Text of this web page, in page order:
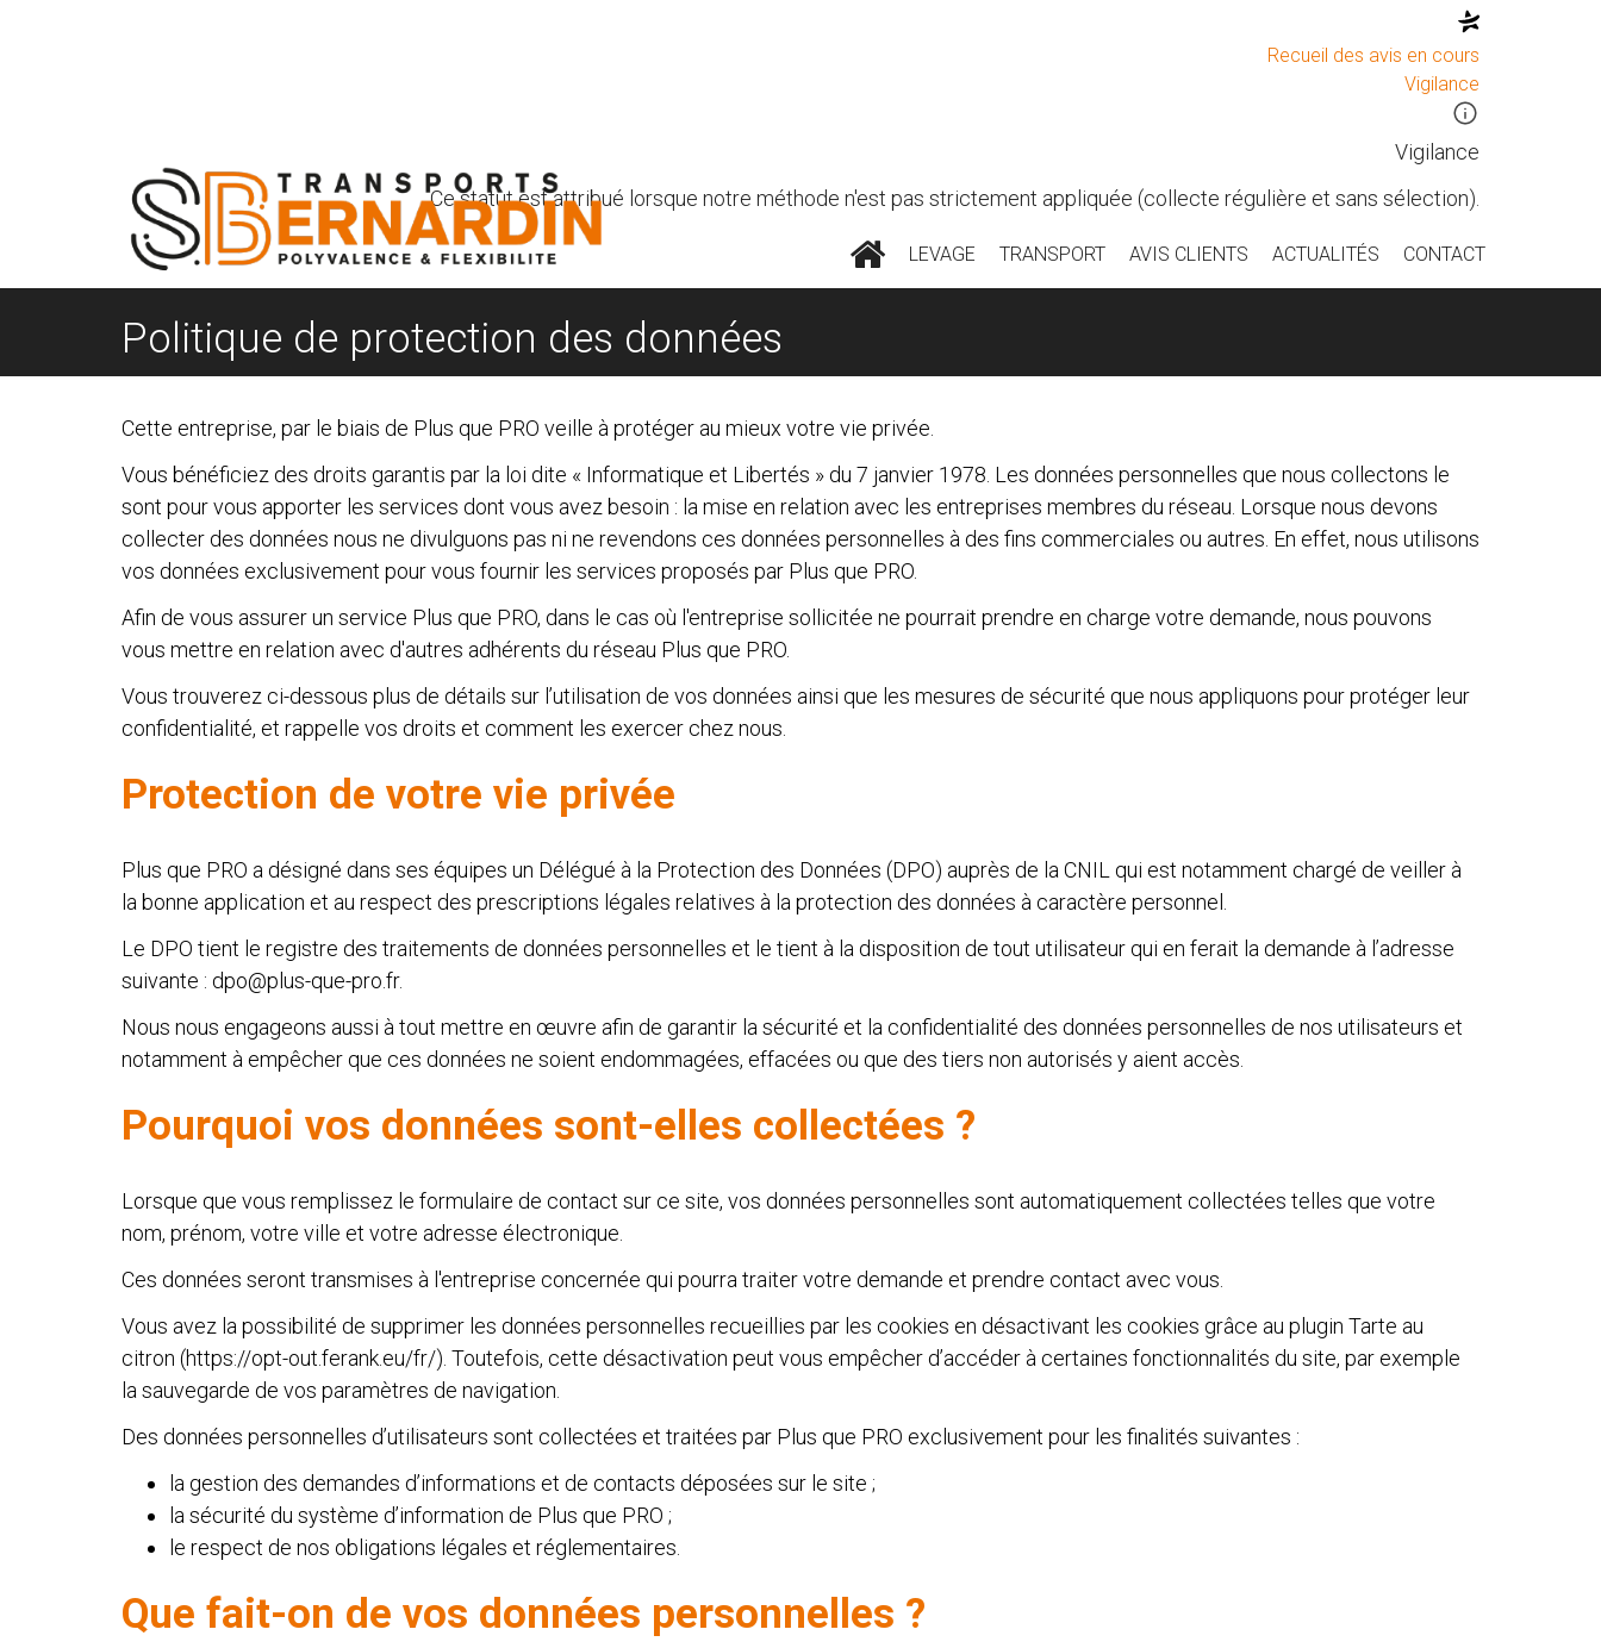
Recueil des avis en cours
Vigilance
Vigilance
Ce statut est attribué lorsque notre méthode n'est pas strictement appliquée (collecte régulière et sans sélection).
LEVAGE TRANSPORT AVIS CLIENTS ACTUALITÉS CONTACT
Politique de protection des données
Cette entreprise, par le biais de Plus que PRO veille à protéger au mieux votre vie privée.
Vous bénéficiez des droits garantis par la loi dite « Informatique et Libertés » du 7 janvier 1978. Les données personnelles que nous collectons le
sont pour vous apporter les services dont vous avez besoin : la mise en relation avec les entreprises membres du réseau. Lorsque nous devons
collecter des données nous ne divulguons pas ni ne revendons ces données personnelles à des fins commerciales ou autres. En effet, nous utilisons
vos données exclusivement pour vous fournir les services proposés par Plus que PRO.
Afin de vous assurer un service Plus que PRO, dans le cas où l'entreprise sollicitée ne pourrait prendre en charge votre demande, nous pouvons
vous mettre en relation avec d'autres adhérents du réseau Plus que PRO.
Vous trouverez ci-dessous plus de détails sur l’utilisation de vos données ainsi que les mesures de sécurité que nous appliquons pour protéger leur
confidentialité, et rappelle vos droits et comment les exercer chez nous.
Protection de votre vie privée
Plus que PRO a désigné dans ses équipes un Délégué à la Protection des Données (DPO) auprès de la CNIL qui est notamment chargé de veiller à
la bonne application et au respect des prescriptions légales relatives à la protection des données à caractère personnel.
Le DPO tient le registre des traitements de données personnelles et le tient à la disposition de tout utilisateur qui en ferait la demande à l’adresse
suivante : dpo@plus-que-pro.fr.
Nous nous engageons aussi à tout mettre en œuvre afin de garantir la sécurité et la confidentialité des données personnelles de nos utilisateurs et
notamment à empêcher que ces données ne soient endommagées, effacées ou que des tiers non autorisés y aient accès.
Pourquoi vos données sont-elles collectées ?
Lorsque que vous remplissez le formulaire de contact sur ce site, vos données personnelles sont automatiquement collectées telles que votre
nom, prénom, votre ville et votre adresse électronique.
Ces données seront transmises à l'entreprise concernée qui pourra traiter votre demande et prendre contact avec vous.
Vous avez la possibilité de supprimer les données personnelles recueillies par les cookies en désactivant les cookies grâce au plugin Tarte au
citron (https://opt-out.ferank.eu/fr/). Toutefois, cette désactivation peut vous empêcher d’accéder à certaines fonctionnalités du site, par exemple
la sauvegarde de vos paramètres de navigation.
Des données personnelles d’utilisateurs sont collectées et traitées par Plus que PRO exclusivement pour les finalités suivantes :
la gestion des demandes d’informations et de contacts déposées sur le site ;
la sécurité du système d’information de Plus que PRO ;
le respect de nos obligations légales et réglementaires.
Que fait-on de vos données personnelles ?